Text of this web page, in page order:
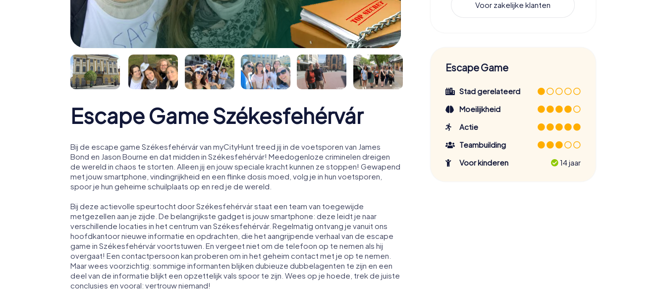
Escape Game Székesfehérvár
Bij de escape game Székesfehérvár van myCityHunt treed jij in de voetsporen van James
Bond en Jason Bourne en dat midden in Székesfehérvár! Meedogenloze criminelen dreigen
de wereld in chaos te storten. Alleen jij en jouw speciale kracht kunnen ze stoppen! Gewapend
met jouw smartphone, vindingrijkheid en een flinke dosis moed, volg je in hun voetsporen,
spoor je hun geheime schuilplaats op en red je de wereld.
Bij deze actievolle speurtocht door Székesfehérvár staat een team van toegewijde
metgezellen aan je zijde. De belangrijkste gadget is jouw smartphone: deze leidt je naar
verschillende locaties in het centrum van Székesfehérvár. Regelmatig ontvang je vanuit ons
hoofdkantoor nieuwe informatie en opdrachten, die het aangrijpende verhaal van de escape
game in Székesfehérvár voortstuwen. En vergeet niet om de telefoon op te nemen als hij
overgaat! Een contactpersoon kan proberen om in het geheim contact met je op te nemen.
Maar wees voorzichtig: sommige informanten blijken dubieuze dubbelagenten te zijn en een
deel van de informatie blijkt een opzettelijk vals spoor te zijn. Wees op je hoede, trek de juiste
conclusies en vooral: vertrouw niemand!
Voor zakelijke klanten
Escape Game
Stad gerelateerd
Moeilijkheid
Actie
Teambuilding
Voor kinderen
14 jaar